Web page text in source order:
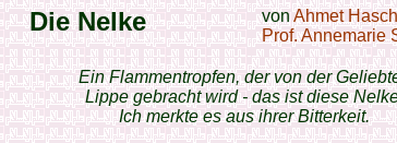
Die Nelke vonAhmet
Prof. Annemarie
Ein Flammentropfen, der von der
Lippe gebracht wird - das ist diese
Ich merkte es aus ihrer Bitterkeit.